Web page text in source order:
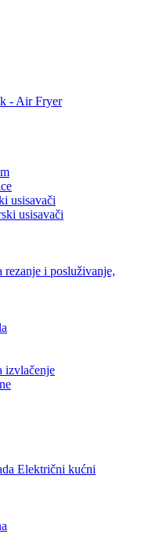
- Air Fryer
usisavači
usisavači
rezanje i posluživanje,
izvlačenje
Električni kućni